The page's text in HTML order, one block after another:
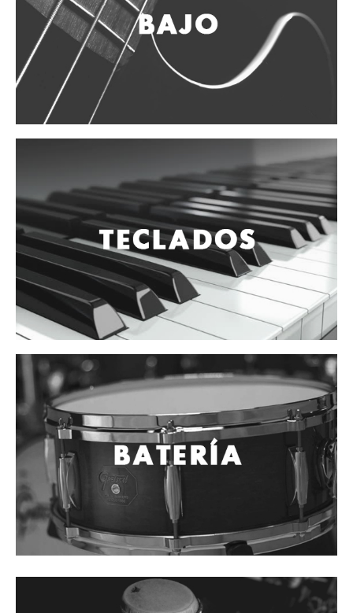
Vientos
Accesorios
Micrófonos
Mano alámbrico
Instrumento alámbrico
Inalámbrico de mano
Inalámbrico para instrumento
Estudio
Corro y escenario
Instalaciones
Cámara, computadora y celular
Pedestales y soportes
Accesorios
Cables
Audio Profesional
Columnas pasivas
Columnas activas
Amplificadores
Consolas mezcladoras
Procesadores y efectos
Monitores de estudio
Audífonos y monitoreo personal